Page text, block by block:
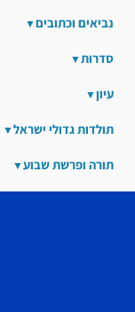
נביאים וכתובים
סדרות
עיון
תולדות גדולי ישראל
תורה ופרשת שבוע